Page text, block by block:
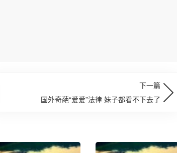
下一篇
国外奇葩“爱爱”法律 妹子都看不下去了